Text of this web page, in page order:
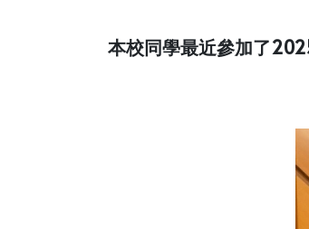
本校同學最近參加了